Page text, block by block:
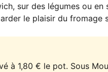
sur des légumes ou
le plaisir du fromage
à 1,80 € le pot. Sous